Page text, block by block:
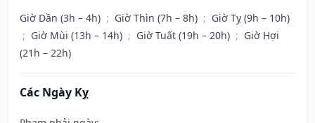
Giờ Dần (3h – 4h) ; Giờ Thìn (7h – 8h) ; Giờ Tỵ (9h – 10h)
; Giờ Mùi (13h – 14h) ; Giờ Tuất (19h – 20h) ; Giờ Hợi
(21h – 22h)
Các Ngày Kỵ